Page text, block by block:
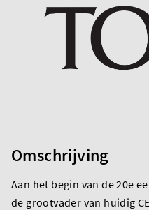
Omschrijving
Aan het begin van de 20e
de grootvader van huidig